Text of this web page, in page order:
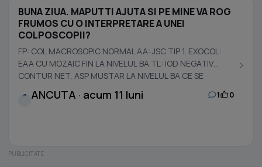
BUNA ZIUA. MAPUTTI AJUTA SI PE MINE VA ROG
FRUMOS CU O INTERPRETARE A UNEI
COLPOSCOPII?
FP: COL MACROSOPIC NORMAL AA: JSC TIP 1. EXOCOL:
EAA CU MOZAIC FIN LA NIVELUL BA TL: IOD NEGATIV
CONTUR NET, ASP MUSTAR LA NIVELUL BA CE SE
A ANCUTA · acum 11 luni 1 0